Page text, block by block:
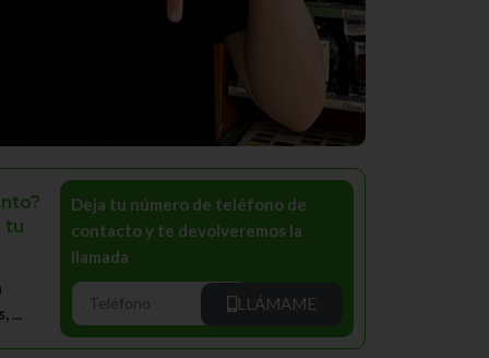
tu
...
Deja tu número de teléfono de
contacto y te devolveremos la
llamada
LLÁMAME